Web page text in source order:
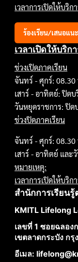
เวลาการเปิดให้บริ
ร้องเรียน/เสนอแ
เวลาเปิดให้บริ
ช่วงเปิดภาคเรียน
จันทร์ - ศุกร์: 08.30
เสาร์ - อาทิตย์: ปิดบ
วันหยุดราชการ: ปิด
ช่วงปิดภาคเรียน
จันทร์ - ศุกร์: 08.30
เสาร์ - อาทิตย์ และ
หมายเหตุ:
เวลาการเปิดให้บริ
สำนักการเรียน
KMITL Lifelong
เลขที่ 1 ซอยฉลอง
เขตลาดกระบัง กรุ
อีเมล: